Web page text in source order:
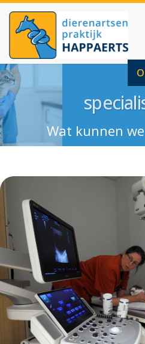
Wat kunnen